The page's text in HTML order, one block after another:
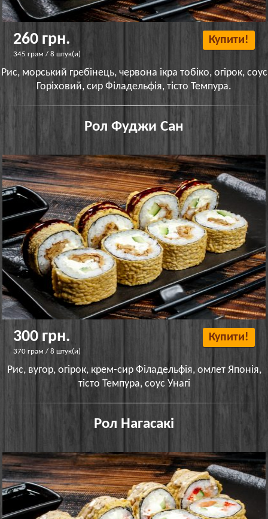
260 грн.
345 грам / 8 штук(и)
Купити!
Рис, морський гребінець, червона ікра тобіко, огірок, соус
Горіховий, сир Філадельфія, тісто Темпура.
Рол Фуджи Сан
300 грн.
370 грам / 8 штук(и)
Купити!
Рис, вугор, огірок, крем-сир Філадельфія, омлет Японія,
тісто Темпура, соус Унагі
Рол Нагасакі